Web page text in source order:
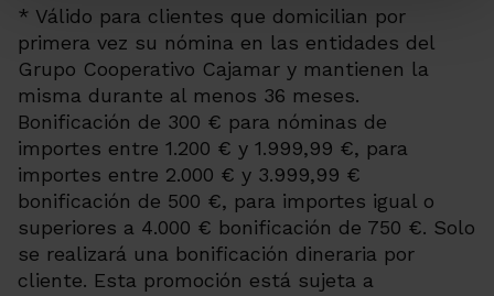
* Válido para clientes que domicilian por
primera vez su nómina en las entidades del
Grupo Cooperativo Cajamar y mantienen la
misma durante al menos 36 meses.
Bonificación de 300 € para nóminas de
importes entre 1.200 € y 1.999,99 €, para
importes entre 2.000 € y 3.999,99 €
bonificación de 500 €, para importes igual o
superiores a 4.000 € bonificación de 750 €. Solo
se realizará una bonificación dineraria por
cliente. Esta promoción está sujeta a